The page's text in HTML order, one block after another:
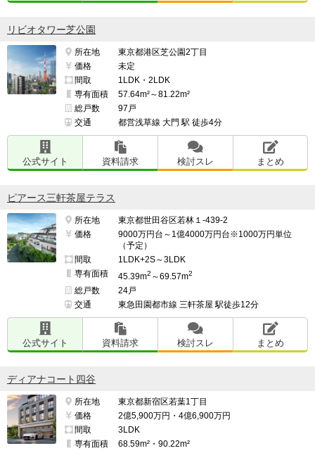
リビオタワー芝公園
所在地
東京都港区芝公園2丁目
価格
未定
間取
1LDK・2LDK
専有面積
57.64m²～81.22m²
総戸数
97戸
交通
都営浅草線 大門 駅 徒歩4分
公式サイト 資料請求 検討スレ まとめ
ピアース三軒茶屋テラス
所在地
東京都世田谷区若林１-439-2
価格
9000万円台～1億4000万円台※1000万円単位
（予定）
間取
1LDK+2S～3LDK
専有面積
45.39m2 ～69.57m2
総戸数
24戸
交通
東急田園都市線 三軒茶屋 駅徒歩12分
公式サイト 資料請求 検討スレ まとめ
ディアナコート四谷
所在地
東京都新宿区若葉1丁目
価格
2億5,900万円・4億6,900万円
間取
3LDK
専有面積
68.59m²・90.22m²